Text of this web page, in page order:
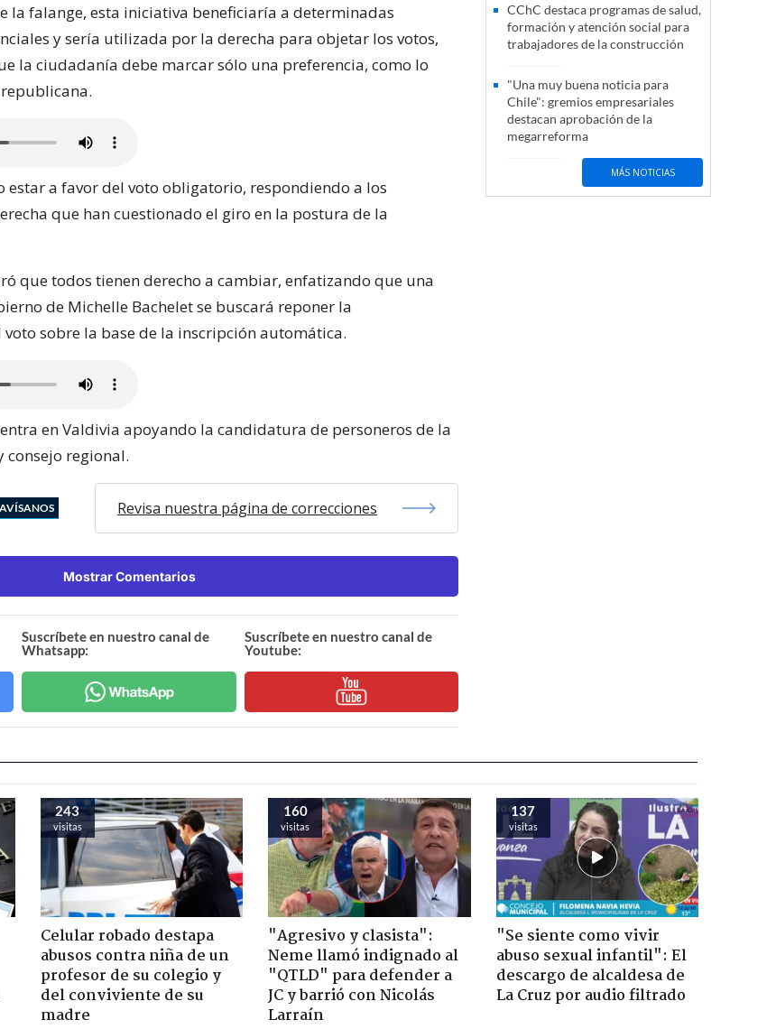
la falange, esta iniciativa beneficiaría a determinadas
y sería utilizada por la derecha para objetar los votos,
la ciudadanía debe marcar sólo una preferencia, como lo
estar a favor del voto obligatorio, respondiendo a los
que han cuestionado el giro en la postura de la
que todos tienen derecho a cambiar, enfatizando que una
de Michelle Bachelet se buscará reponer la
sobre la base de la inscripción automática.
en Valdivia apoyando la candidatura de personeros de la
consejo regional.
AVÍSANOS Revisa nuestra página de correcciones
Mostrar Comentarios
Suscríbete en nuestro canal de
Whatsapp:
Suscríbete en nuestro canal de
Youtube:
CChC destaca programas de salud,
formación y atención social para
trabajadores de la construcción
"Una muy buena noticia para
Chile": gremios empresariales
destacan aprobación de la
megarreforma
MÁS NOTICIAS
243
visitas
Celular robado destapa
abusos contra niña de un
profesor de su colegio y
del conviviente de su
madre
160
visitas
"Agresivo y clasista":
Neme llamó indignado al
"QTLD" para defender a
JC y barrió con Nicolás
Larraín
137
visitas
"Se siente como vivir
abuso sexual infantil": El
descargo de alcaldesa de
La Cruz por audio filtrado